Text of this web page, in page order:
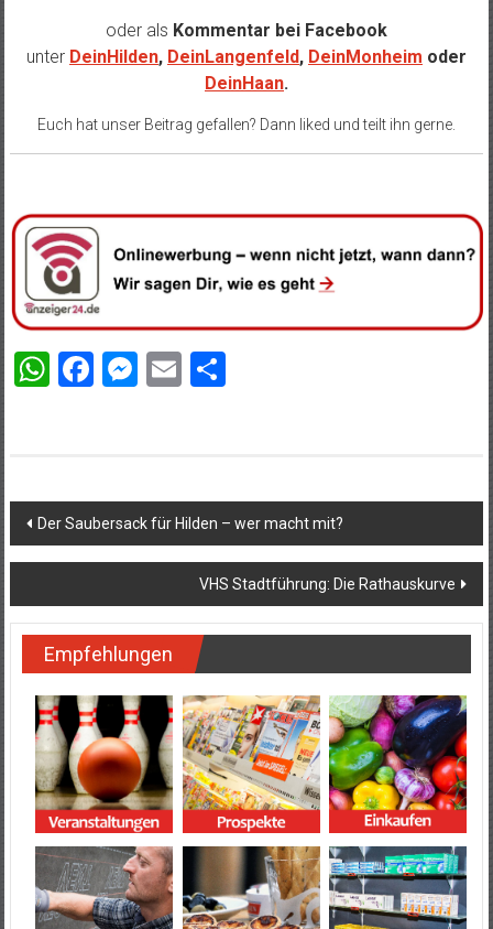
oder als Kommentar bei Facebook
unter DeinHilden, DeinLangenfeld, DeinMonheim oder
DeinHaan.
Euch hat unser Beitrag gefallen? Dann liked und teilt ihn gerne.
WhatsApp
Facebook
Messenger
EmailTeilen
Beitragsnavigation
Der Saubersack für Hilden – wer macht mit?
VHS Stadtführung: Die Rathauskurve
Empfehlungen